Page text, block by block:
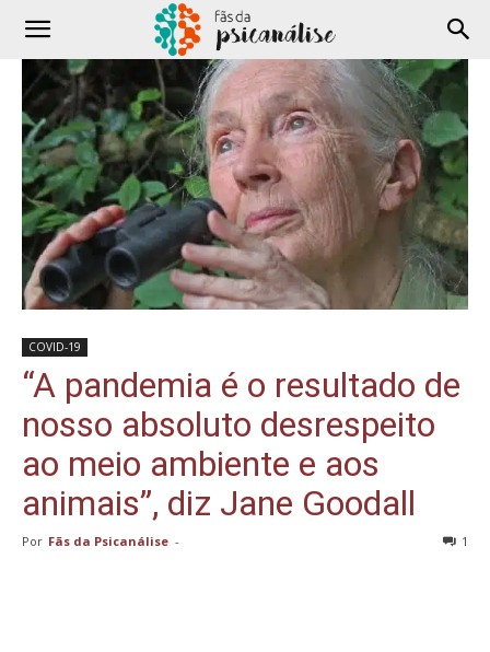
COVID-19
“A pandemia é o resultado de
nosso absoluto desrespeito
ao meio ambiente e aos
animais”, diz Jane Goodall
Por Fãs da Psicanálise - 1